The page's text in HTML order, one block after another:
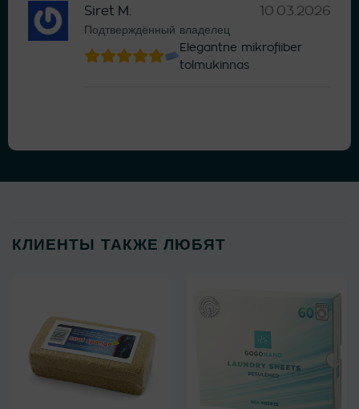
Siret M.
Подтверждённый владелец
10.03.2026
Elegantne mikrofiiber
tolmukinnas
КЛИЕНТЫ ТАКЖЕ ЛЮБЯТ